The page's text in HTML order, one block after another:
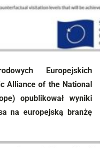
Europejskich
Alliance of the National
opublikował wyniki
na europejską branżę